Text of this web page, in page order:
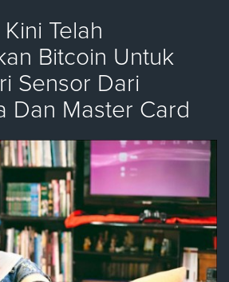
Telah
Bitcoin Untuk
Sensor Dari
Dan Master Card